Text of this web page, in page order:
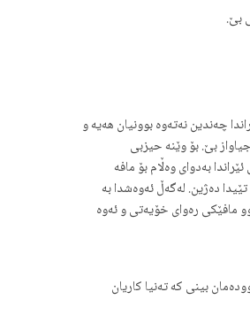
بێ.
چەندین نەتەوە بوونیان هەیە و
بێ. بۆ وێنە حیزبی
بەدوای وەڵام بۆ مافە
دەژین. لەگەڵ ئەوەشدا بە
مافێکی رەوای خۆیەتی و ئەوە
بینی کە تەنیا کاریان